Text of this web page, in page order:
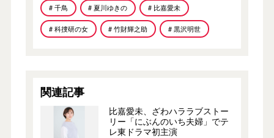
# 千鳥 # 夏川ゆきの # 比嘉愛未
# 科捜研の女 # 竹財輝之助 # 黒沢明世
関連記事
比嘉愛未、ざわハララブストー
リー「にぶんのいち夫婦」でテ
レ東ドラマ初主演